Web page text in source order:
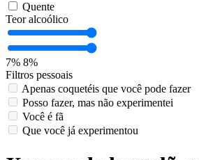
Quente
Teor alcoólico
7% 8%
Filtros pessoais
Apenas coquetéis que você pode fazer
Posso fazer, mas não experimentei
Você é fã
Que você já experimentou